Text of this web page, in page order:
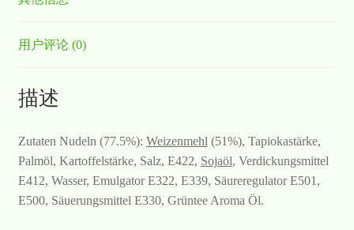
用户评论 (0)
描述
Zutaten Nudeln (77.5%): Weizenmehl (51%), Tapiokastärke,
Palmöl, Kartoffelstärke, Salz, E422, Sojaöl, Verdickungsmittel
E412, Wasser, Emulgator E322, E339, Säureregulator E501,
E500, Säuerungsmittel E330, Grüntee Aroma Öl.